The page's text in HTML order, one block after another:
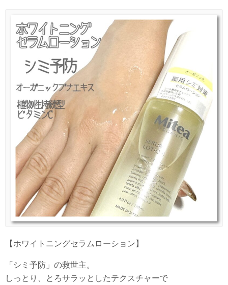
【ホワイトニングセラムローション】
「シミ予防」の救世主。
しっとり、とろサラッとしたテクスチャーで